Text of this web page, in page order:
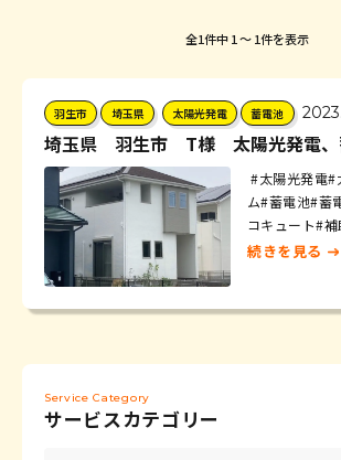
全1件中 1 〜 1件を表示
羽生市 埼玉県 太陽光発電 蓄電池
埼玉県 羽生市 T様 太陽光発電、
#太陽光発電#
ム#蓄電池#蓄
コキュート#
ウス#東京都#
続きを見る
Service Category
サービスカテゴリー